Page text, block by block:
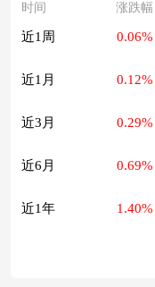
时间 涨跌幅
近1周 0.06%
近1月 0.12%
近3月 0.29%
近6月 0.69%
近1年 1.40%